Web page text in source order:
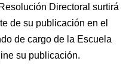
Directoral surtirá
de su publicación en el
de cargo de la Escuela
su publicación.